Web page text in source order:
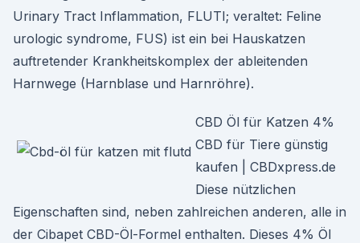
Urinary Tract Inflammation, FLUTI; veraltet: Feline
urologic syndrome, FUS) ist ein bei Hauskatzen
auftretender Krankheitskomplex der ableitenden
Harnwege (Harnblase und Harnröhre).
CBD Öl für Katzen 4%
CBD für Tiere günstig
kaufen | CBDxpress.de
Diese nützlichen
Eigenschaften sind, neben zahlreichen anderen, alle in
der Cibapet CBD-Öl-Formel enthalten. Dieses 4% Öl